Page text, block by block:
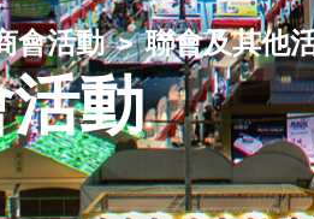
會活動 聯會及其他
動